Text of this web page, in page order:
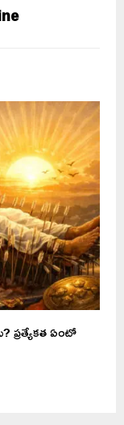
ప్రత్యేకత ఏంటో